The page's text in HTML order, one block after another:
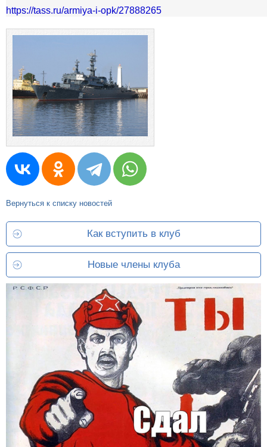
https://tass.ru/armiya-i-opk/27888265
Вернуться к списку новостей
Как вступить в клуб
Новые члены клуба